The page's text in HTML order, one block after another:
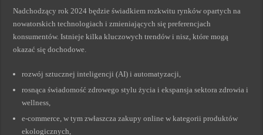
Nadchodzący rok 2024 będzie świadkiem rozkwitu rynków opartych na
nowatorskich technologiach i zmieniających się preferencjach
konsumentów. Istnieje kilka kluczowych trendów i nisz, które mogą
okazać się dochodowe.
rozwój sztucznej inteligencji (AI) i automatyzacji,
rosnąca świadomość zdrowego stylu życia i ekspansja sektora zdrowia i
wellness,
e-commerce, w tym zwłaszcza zakupy online w kategorii produktów
ekologicznych,